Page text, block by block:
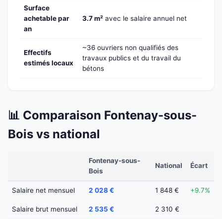
Surface
achetable par
an
3.7 m² avec le salaire annuel net
Effectifs
estimés locaux
~36 ouvriers non qualifiés des
travaux publics et du travail du
bétons
📊 Comparaison Fontenay-sous-
Bois vs national
Fontenay-sous-
Bois
National Écart
Salaire net mensuel 2 028 € 1 848 € +9.7%
Salaire brut mensuel 2 535 € 2 310 €